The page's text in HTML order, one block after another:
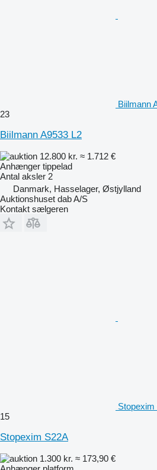
Biilmann
23
Biilmann A9533 L2
12.800 kr. ≈ 1.712 €
Anhænger tippelad
Antal aksler 2
Danmark, Hasselager, Østjylland
Auktionshuset dab A/S
Kontakt sælgeren
15
Stopexim S22A
1.300 kr. ≈ 173,90 €